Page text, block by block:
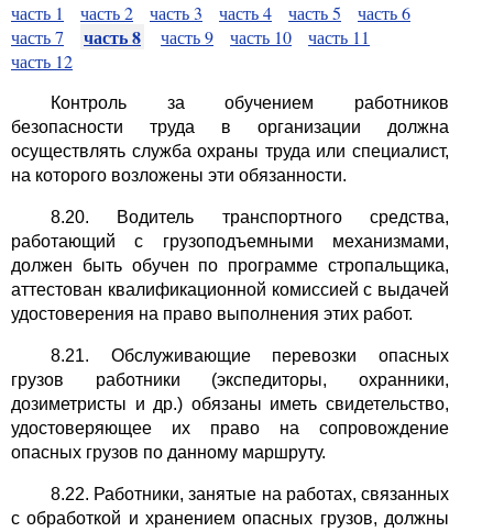
часть 1 часть 2 часть 3 часть 4 часть 5
часть 6
часть 7
часть 8 часть 9 часть 10
часть 11
часть 12
Контроль за обучением работников
безопасности труда в организации должна
осуществлять служба охраны труда или специалист,
на которого возложены эти обязанности.
8.20. Водитель транспортного средства,
работающий с грузоподъемными механизмами,
должен быть обучен по программе стропальщика,
аттестован квалификационной комиссией с выдачей
удостоверения на право выполнения этих работ.
8.21. Обслуживающие перевозки опасных
грузов работники (экспедиторы, охранники,
дозиметристы и др.) обязаны иметь свидетельство,
удостоверяющее их право на сопровождение
опасных грузов по данному маршруту.
8.22. Работники, занятые на работах, связанных
с обработкой и хранением опасных грузов, должны